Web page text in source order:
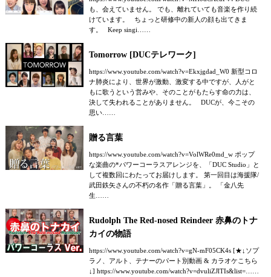
も、会えていません。 でも、離れていても音楽を作り続
けています。 ちょっと研修中の新人の顔も出てきま
す。 Keep singi……
Tomorrow [DUCテレワーク]
https://www.youtube.com/watch?v=Ekxjgdad_W0 新型コロ
ナ肺炎により、世界が激動、激変する中ですが、人がと
もに歌うという営みや、そのことがもたらす命の力は、
決して失われることがありません。 DUCが、今こその
思い……
贈る言葉
https://www.youtube.com/watch?v=VolWRe0md_w ポップ
な楽曲の*パワーコーラスアレンジを、「DUC Studio」と
して複数回にわたってお届けします。 第一回目は海援隊/
武田鉄矢さんの不朽の名作「贈る言葉」。 「金八先
生……
Rudolph The Red-nosed Reindeer 赤鼻のトナ
カイの物語
https://www.youtube.com/watch?v=gN-mF05CK4s [★↓ソプ
ラノ、アルト、テナーのパート別動画 & カラオケこちら
↓] https://www.youtube.com/watch?v=dvuliZJlTIs&list=……